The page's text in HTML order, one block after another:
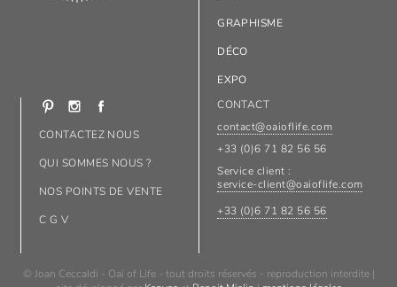
GRAPHISME
DÉCO
EXPO
CONTACTEZ NOUS
QUI SOMMES NOUS ?
NOS POINTS DE VENTE
C G V
CONTACT
contact@oaioflife.com
+33 (0)6 71 82 56 56
Service client :
service-client@oaioflife.com
+33 (0)6 71 82 56 56
© Joan Ceccaldi - Oaï of Life - tout droits réservés - reproduction interdite |